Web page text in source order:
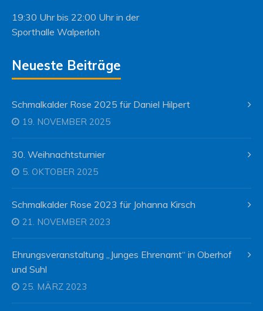
19:30 Uhr bis 22:00 Uhr in der
Sporthalle Walperloh
Neueste Beiträge
Schmalkalder Rose 2025 für Daniel Hilpert
19. NOVEMBER 2025
30. Weihnachtsturnier
5. OKTOBER 2025
Schmalkalder Rose 2023 für Johanna Kirsch
21. NOVEMBER 2023
Ehrungsveranstaltung „Junges Ehrenamt“ in Oberhof
und Suhl
25. MÄRZ 2023